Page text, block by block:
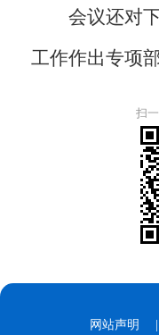
会议还对下
工作作出专项部
扫
网站声明